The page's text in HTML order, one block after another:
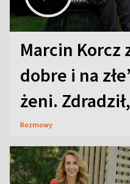
Marcin Korcz
dobre i na
żeni.
Rozmowy